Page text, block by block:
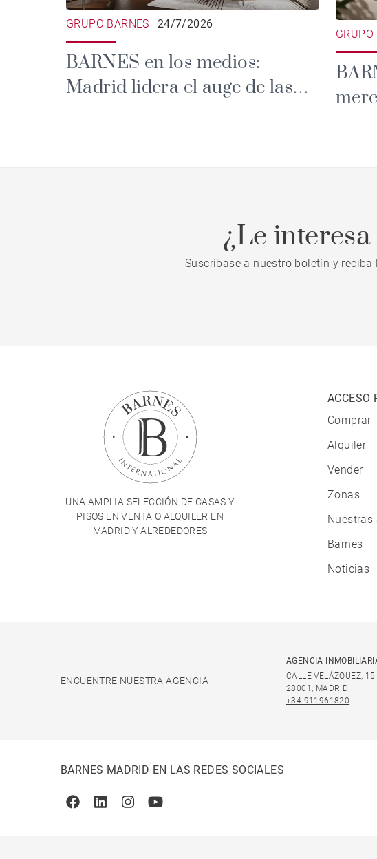
GRUPO BARNES 24/7/2026
BARNES en los medios:
Madrid lidera el auge de las
GRUPO
¿Le
Suscríbase a nuestro boletín y
UNA AMPLIA SELECCIÓN DE CASAS Y
PISOS EN VENTA O ALQUILER EN
MADRID Y ALREDEDORES
ACCESO
Comprar
Alquiler
Vender
Zonas
Nuestras
Barnes
Noticias
ENCUENTRE NUESTRA AGENCIA
AGENCIA
CALLE VELÁZQUEZ, 15
28001, MADRID
+34 911961820
BARNES MADRID EN LAS REDES SOCIALES
FacebookLinkedinInstagramYoutube